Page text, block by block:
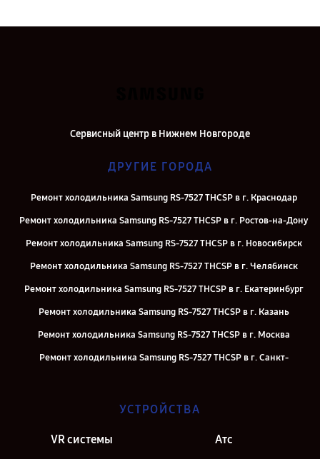
Сервисный центр в Нижнем Новгороде
ДРУГИЕ ГОРОДА
Ремонт холодильника Samsung RS-7527 THCSP в г. Краснодар
Ремонт холодильника Samsung RS-7527 THCSP в г. Ростов-на-Дону
Ремонт холодильника Samsung RS-7527 THCSP в г. Новосибирск
Ремонт холодильника Samsung RS-7527 THCSP в г. Челябинск
Ремонт холодильника Samsung RS-7527 THCSP в г. Екатеринбург
Ремонт холодильника Samsung RS-7527 THCSP в г. Казань
Ремонт холодильника Samsung RS-7527 THCSP в г. Москва
Ремонт холодильника Samsung RS-7527 THCSP в г. Санкт-
УСТРОЙСТВА
VR системы Атс